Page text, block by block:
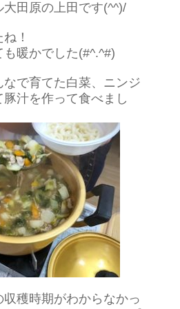
田原の上田です(^^)/
！
暖かでした(#^.^#)
で育てた白菜、ニンジ
汁を作って食べまし
穫時期がわからなかっ